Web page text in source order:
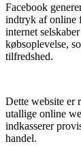
Facebook
indtryk af online
internet
købsoplevelse,
tilfredshed.
Dette website er
utallige online
indkasserer
handel.